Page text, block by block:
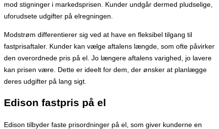
mod stigninger i markedsprisen. Kunder undgår dermed pludselige,
uforudsete udgifter på elregningen.
Modstrøm differentierer sig ved at have en fleksibel tilgang til
fastprisaftaler. Kunder kan vælge aftalens længde, som ofte påvirker
den overordnede pris på el. Jo længere aftalens varighed, jo lavere
kan prisen være. Dette er ideelt for dem, der ønsker at planlægge
deres udgifter på lang sigt.
Edison fastpris på el
Edison tilbyder faste prisordninger på el, som giver kunderne en